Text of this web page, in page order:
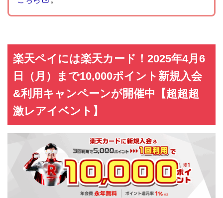
楽天ペイには楽天カード！2025年4月6
日（月）まで10,000ポイント新規入会
&利用キャンペーンが開催中【超超超
激レアイベント】